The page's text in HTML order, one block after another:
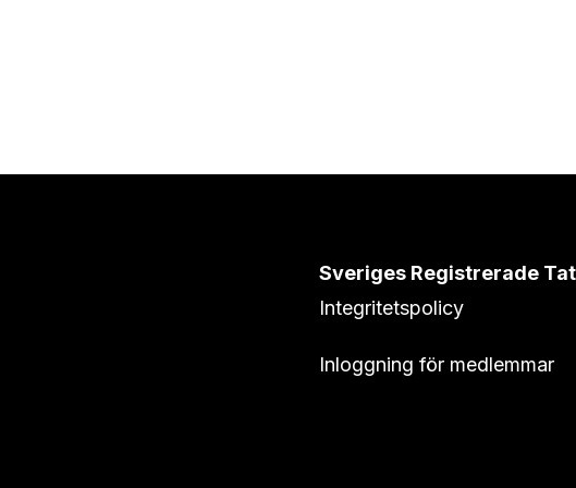
Sveriges Registrerade
Integritetspolicy
Inloggning för medlemmar